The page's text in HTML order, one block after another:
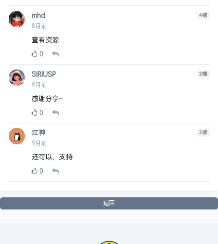
mhd
8月前
4楼
查看资源
0
SIRIUSP
9月前
3楼
感谢分享~
0
江神
9月前
2楼
还可以，支持
0
返回